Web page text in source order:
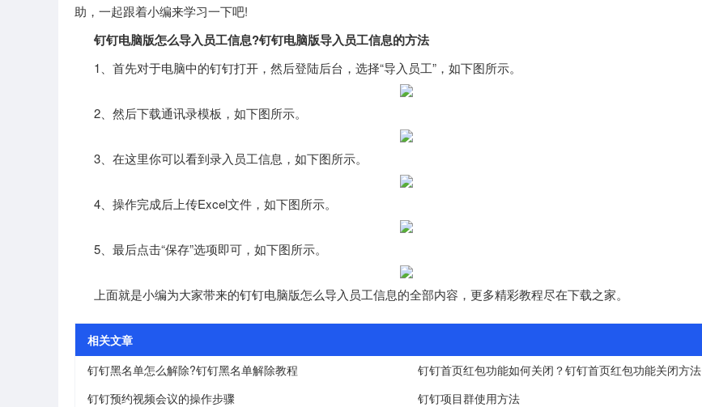
助，一起跟着小编来学习一下吧!
钉钉电脑版怎么导入员工信息?钉钉电脑版导入员工信息的方法
1、首先对于电脑中的钉钉打开，然后登陆后台，选择“导入员工”，如下图所示。
2、然后下载通讯录模板，如下图所示。
3、在这里你可以看到录入员工信息，如下图所示。
4、操作完成后上传Excel文件，如下图所示。
5、最后点击“保存”选项即可，如下图所示。
上面就是小编为大家带来的钉钉电脑版怎么导入员工信息的全部内容，更多精彩教程尽在下载之家。
相关文章
钉钉黑名单怎么解除?钉钉黑名单解除教程
钉钉首页红包功能如何关闭？钉钉首页红包功能关闭方法
钉钉预约视频会议的操作步骤
钉钉项目群使用方法